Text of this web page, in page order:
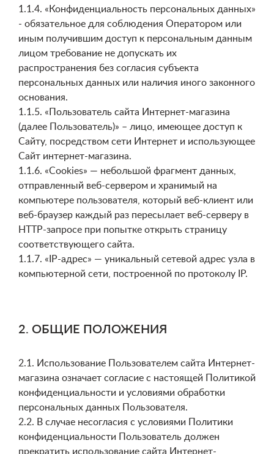
1.1.4. «Конфиденциальность персональных данных»
- обязательное для соблюдения Оператором или
иным получившим доступ к персональным данным
лицом требование не допускать их
распространения без согласия субъекта
персональных данных или наличия иного законного
основания.
1.1.5. «Пользователь сайта Интернет-магазина
(далее Пользователь)» – лицо, имеющее доступ к
Сайту, посредством сети Интернет и использующее
Сайт интернет-магазина.
1.1.6. «Cookies» — небольшой фрагмент данных,
отправленный веб-сервером и хранимый на
компьютере пользователя, который веб-клиент или
веб-браузер каждый раз пересылает веб-серверу в
HTTP-запросе при попытке открыть страницу
соответствующего сайта.
1.1.7. «IP-адрес» — уникальный сетевой адрес узла в
компьютерной сети, построенной по протоколу IP.
2. ОБЩИЕ ПОЛОЖЕНИЯ
2.1. Использование Пользователем сайта Интернет-
магазина означает согласие с настоящей Политикой
конфиденциальности и условиями обработки
персональных данных Пользователя.
2.2. В случае несогласия с условиями Политики
конфиденциальности Пользователь должен
прекратить использование сайта Интернет-